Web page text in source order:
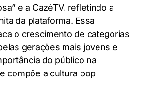
e a CazéTV, refletindo a
da plataforma. Essa
o crescimento de categorias
gerações mais jovens e
do público na
compõe a cultura pop